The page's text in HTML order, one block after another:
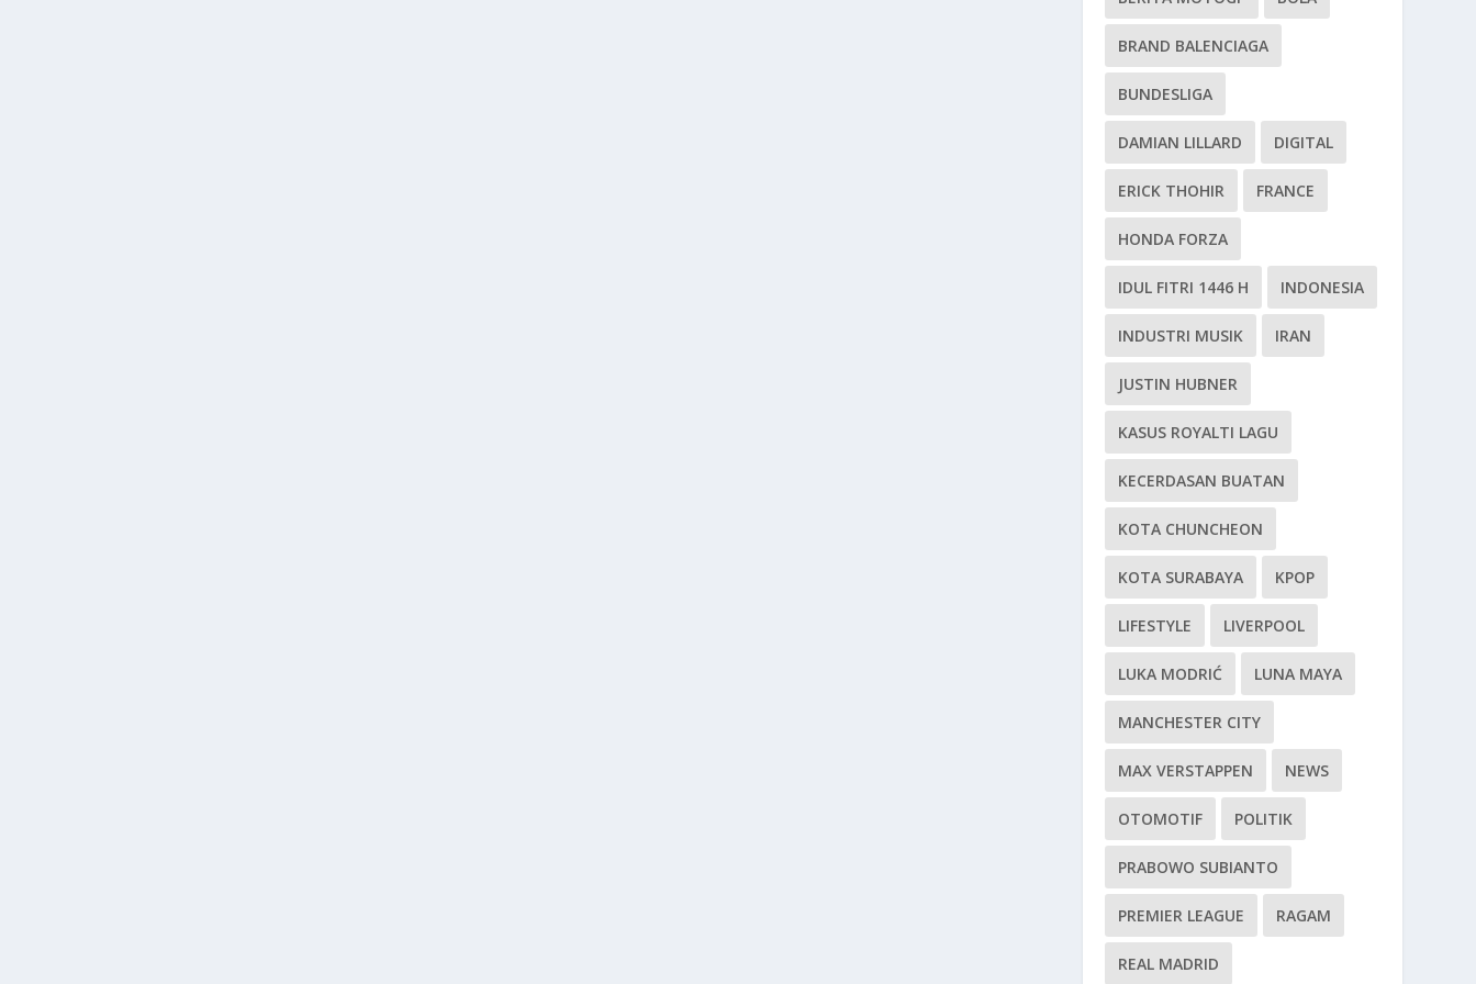
BRAND BALENCIAGA
BUNDESLIGA
DAMIAN LILLARD DIGITAL
ERICK THOHIR FRANCE
HONDA FORZA
IDUL FITRI 1446 H INDONESIA
INDUSTRI MUSIK IRAN
JUSTIN HUBNER
KASUS ROYALTI LAGU
KECERDASAN BUATAN
KOTA CHUNCHEON
KOTA SURABAYA KPOP
LIFESTYLE LIVERPOOL
LUKA MODRIĆ LUNA MAYA
MANCHESTER CITY
MAX VERSTAPPEN NEWS
OTOMOTIF POLITIK
PRABOWO SUBIANTO
PREMIER LEAGUE RAGAM
REAL MADRID